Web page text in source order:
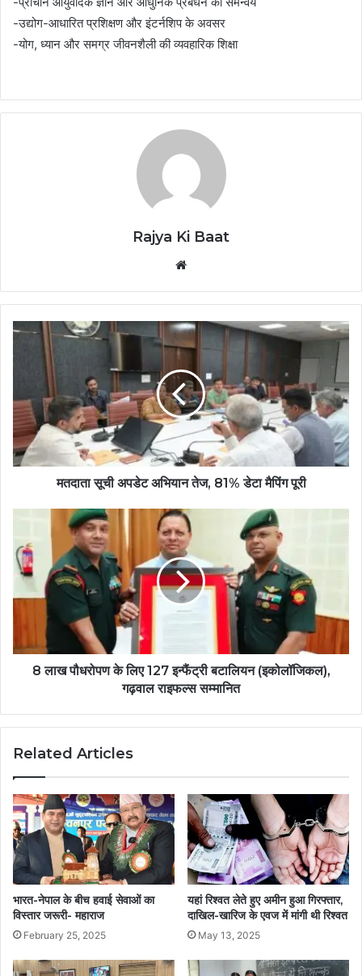
-उद्योग-आधारित प्रशिक्षण और इंटर्नशिप के अवसर
-योग, ध्यान और समग्र जीवनशैली की व्यवहारिक शिक्षा
Rajya Ki Baat
मतदाता सूची अपडेट अभियान तेज, 81% डेटा मैपिंग पूरी
8 लाख पौधरोपण के लिए 127 इन्फैंट्री बटालियन (इकोलॉजिकल),
गढ़वाल राइफल्स सम्मानित
Related Articles
भारत-नेपाल के बीच हवाई सेवाओं का
विस्तार जरूरी- महाराज
February 25, 2025
यहां रिश्वत लेते हुए अमीन हुआ गिरफ्तार,
दाखिल-खारिज के एवज में मांगी थी रिश्वत
May 13, 2025